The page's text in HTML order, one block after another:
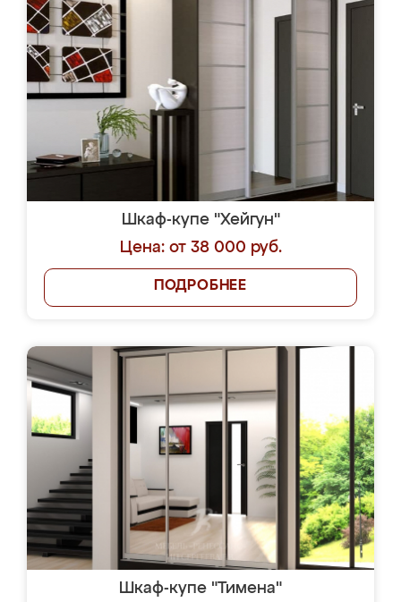
Шкаф-купе "Хейгун"
Цена: от 38 000 руб.
ПОДРОБНЕЕ
Шкаф-купе "Тимена"